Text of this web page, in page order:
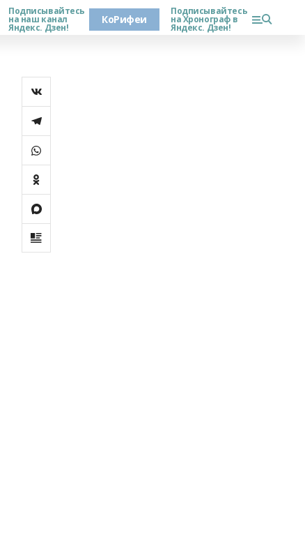
Подписывайтесь
на наш канал
Яндекс. Дзен!
КоРифеи
Подписывайтесь
на Хронограф в
Яндекс. Дзен!